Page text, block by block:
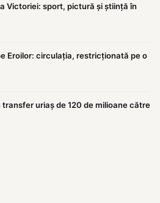
Victoriei: sport, pictură și știință în
Eroilor: circulația, restricționată pe o
transfer uriaș de 120 de milioane către